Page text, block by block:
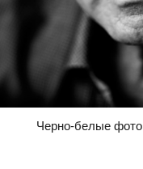
Черно-белые фото